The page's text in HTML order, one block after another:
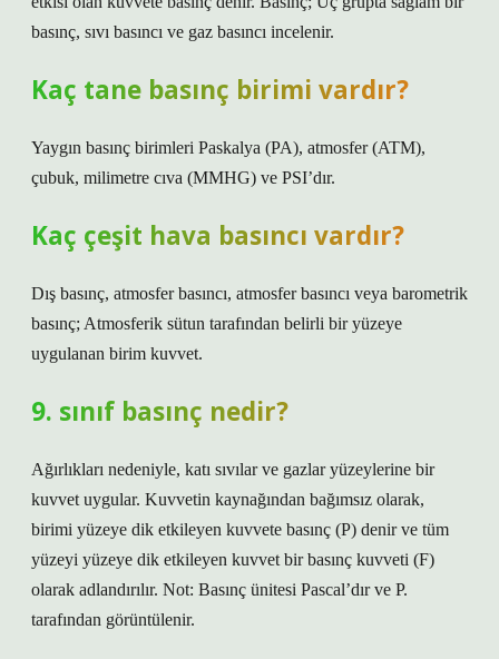
basınç, sıvı basıncı ve gaz basıncı incelenir.
Kaç tane basınç birimi vardır?
Yaygın basınç birimleri Paskalya (PA), atmosfer (ATM),
çubuk, milimetre cıva (MMHG) ve PSI’dır.
Kaç çeşit hava basıncı vardır?
Dış basınç, atmosfer basıncı, atmosfer basıncı veya barometrik
basınç; Atmosferik sütun tarafından belirli bir yüzeye
uygulanan birim kuvvet.
9. sınıf basınç nedir?
Ağırlıkları nedeniyle, katı sıvılar ve gazlar yüzeylerine bir
kuvvet uygular. Kuvvetin kaynağından bağımsız olarak,
birimi yüzeye dik etkileyen kuvvete basınç (P) denir ve tüm
yüzeyi yüzeye dik etkileyen kuvvet bir basınç kuvveti (F)
olarak adlandırılır. Not: Basınç ünitesi Pascal’dır ve P.
tarafından görüntülenir.